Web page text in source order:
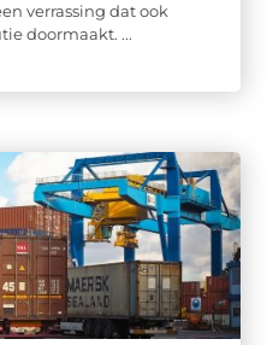
verrassing dat ook
doormaakt. ...